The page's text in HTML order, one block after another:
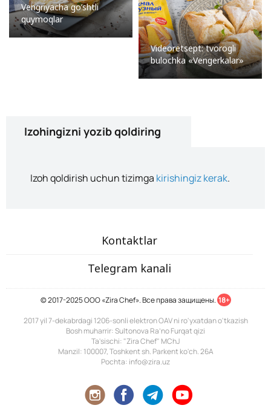
Vengriyacha go’shtli
quymoqlar
Videoretsept: tvorogli
bulochka «Vengerkalar»
Izohingizni yozib qoldiring
Izoh qoldirish uchun tizimga kirishingiz kerak.
Kontaktlar
Telegram kanali
© 2017-2025 ООО «Zira Chef». Все права защищены. 18+
2017 yil 7-dekabrdagi 1206-sonli elektron OAV ni ro'yxatdan o'tkazish
Bosh muharrir: Sultonova Ra’no Furqat qizi
Ta'sischi: "Zira Chef" MChJ
Manzil: 100007, Toshkent sh. Parkent ko'ch. 26A
Pochta: info@zira.uz